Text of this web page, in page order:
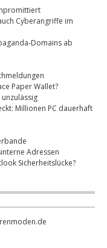
Cyberangriffe im
Domains ab
Paper Wallet?
Millionen PC dauerhaft
Adressen
Sicherheitslücke?